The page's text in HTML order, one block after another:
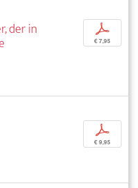
der in
p
€ 7,95
p
€ 9,95